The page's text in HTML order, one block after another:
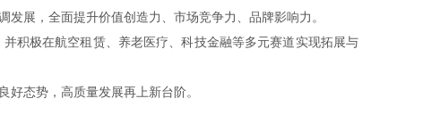
展，全面提升价值创造力、市场竞争力、品牌影响力。
积极在航空租赁、养老医疗、科技金融等多元赛道实现拓展与
态势，高质量发展再上新台阶。